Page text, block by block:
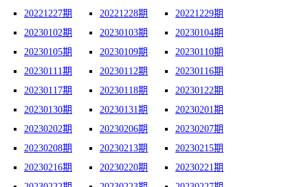
20221227期
20221228期
20221229期
20230102期
20230103期
20230104期
20230105期
20230109期
20230110期
20230111期
20230112期
20230116期
20230117期
20230118期
20230122期
20230130期
20230131期
20230201期
20230202期
20230206期
20230207期
20230208期
20230213期
20230215期
20230216期
20230220期
20230221期